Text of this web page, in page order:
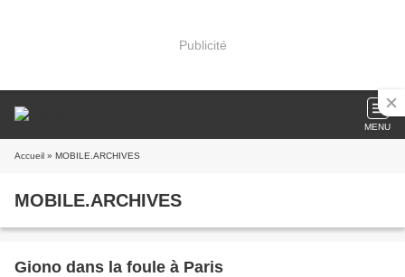
Publicité
MENU
Accueil » MOBILE.ARCHIVES
MOBILE.ARCHIVES
Giono dans la foule à Paris